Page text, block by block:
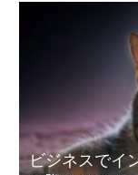
ビジネスでイ